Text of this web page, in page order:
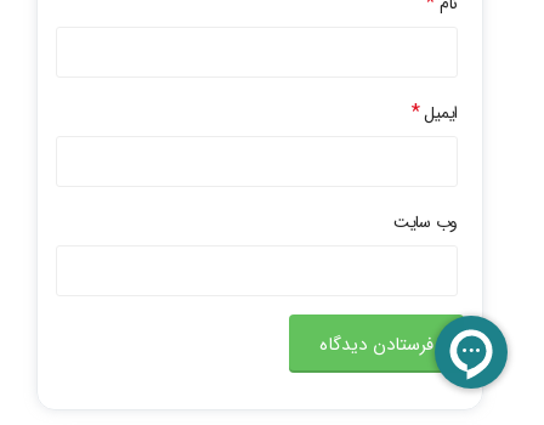
ایمیل*
وب‌ سایت